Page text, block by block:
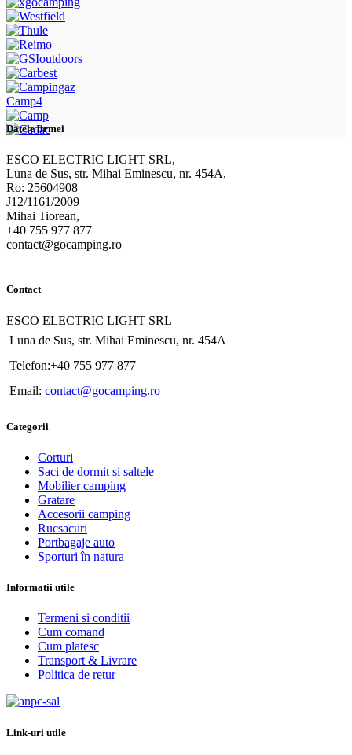
Camp4
Datele firmei
ESCO ELECTRIC LIGHT SRL,
Luna de Sus, str. Mihai Eminescu, nr. 454A,
Ro: 25604908
J12/1161/2009
Mihai Tiorean,
+40 755 977 877
contact@gocamping.ro
Contact
ESCO ELECTRIC LIGHT SRL
Luna de Sus, str. Mihai Eminescu, nr. 454A
Telefon:+40 755 977 877
Email: contact@gocamping.ro
Categorii
Corturi
Saci de dormit si saltele
Mobilier camping
Gratare
Accesorii camping
Rucsacuri
Portbagaje auto
Sporturi în natura
Informatii utile
Termeni si conditii
Cum comand
Cum platesc
Transport & Livrare
Politica de retur
Link-uri utile